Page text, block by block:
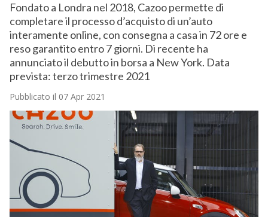
Fondato a Londra nel 2018, Cazoo permette di
completare il processo d’acquisto di un’auto
interamente online, con consegna a casa in 72 ore e
reso garantito entro 7 giorni. Di recente ha
annunciato il debutto in borsa a New York. Data
prevista: terzo trimestre 2021
Pubblicato il 07 Apr 2021